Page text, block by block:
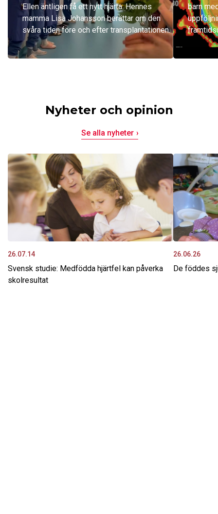
Ellen äntligen få ett nytt hjärta. Hennes
mamma Lisa Johansson berättar om den
svåra tiden före och efter transplantationen.
barn
Nyheter och opinion
Se alla nyheter
26.07.14
Svensk studie: Medfödda hjärtfel kan påverka
skolresultat
26.06.26
De föddes